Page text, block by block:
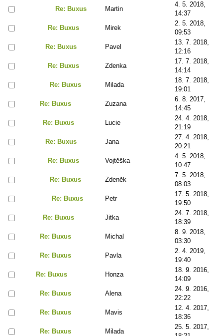
Re: Buxus
Martin
4. 5. 2018,
14:37
Re: Buxus
Mirek
2. 5. 2018,
09:53
Re: Buxus
Pavel
13. 7. 2018,
12:16
Re: Buxus
Zdenka
17. 7. 2018,
14:14
Re: Buxus
Milada
18. 7. 2018,
19:01
Re: Buxus
Zuzana
6. 8. 2017,
14:45
Re: Buxus
Lucie
24. 4. 2018,
21:19
Re: Buxus
Jana
27. 4. 2018,
20:21
Re: Buxus
Vojtěška
4. 5. 2018,
10:47
Re: Buxus
Zdeněk
7. 5. 2018,
08:03
Re: Buxus
Petr
17. 5. 2018,
19:50
Re: Buxus
Jitka
24. 7. 2018,
18:39
Re: Buxus
Michal
8. 9. 2018,
03:30
Re: Buxus
Pavla
2. 4. 2019,
19:40
Re: Buxus
Honza
18. 9. 2016,
14:09
Re: Buxus
Alena
24. 9. 2016,
22:22
Re: Buxus
Mavis
12. 4. 2017,
18:36
Re: Buxus
Milada
25. 5. 2017,